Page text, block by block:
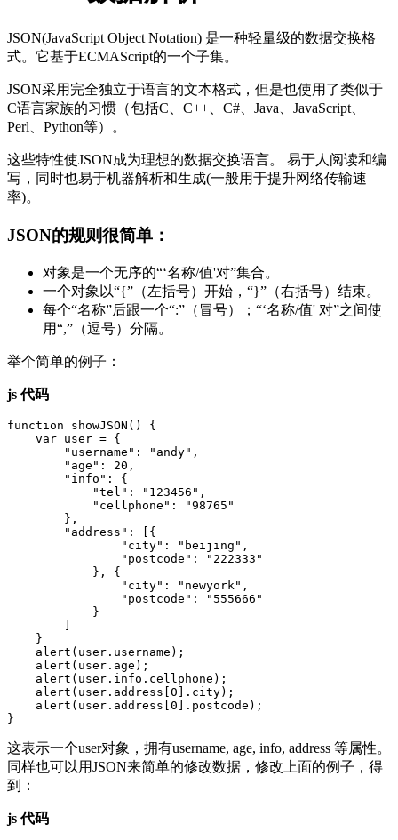
JSON(JavaScript Object Notation) 是一种轻量级的数据交换格
式。它基于ECMAScript的一个子集。
JSON采用完全独立于语言的文本格式，但是也使用了类似于
C语言家族的习惯（包括C、C++、C#、Java、JavaScript、
Perl、Python等）。
这些特性使JSON成为理想的数据交换语言。 易于人阅读和编
写，同时也易于机器解析和生成(一般用于提升网络传输速
率)。
JSON的规则很简单：
对象是一个无序的“‘名称/值'对”集合。
一个对象以“{”（左括号）开始，“}”（右括号）结束。
每个“名称”后跟一个“:”（冒号）；“‘名称/值' 对”之间使
用“,”（逗号）分隔。
举个简单的例子：
js 代码
function showJSON() {
    var user = {
        "username": "andy",
        "age": 20,
        "info": {
            "tel": "123456",
            "cellphone": "98765"
        },
        "address": [{
                "city": "beijing",
                "postcode": "222333"
            }, {
                "city": "newyork",
                "postcode": "555666"
            }
    }
    alert(user.username);
    alert(user.age);
    alert(user.info.cellphone);
    alert(user.address[0].city);
    alert(user.address[0].postcode);
这表示一个user对象，拥有username, age, info, address 等属性。
同样也可以用JSON来简单的修改数据，修改上面的例子，得
到：
js 代码